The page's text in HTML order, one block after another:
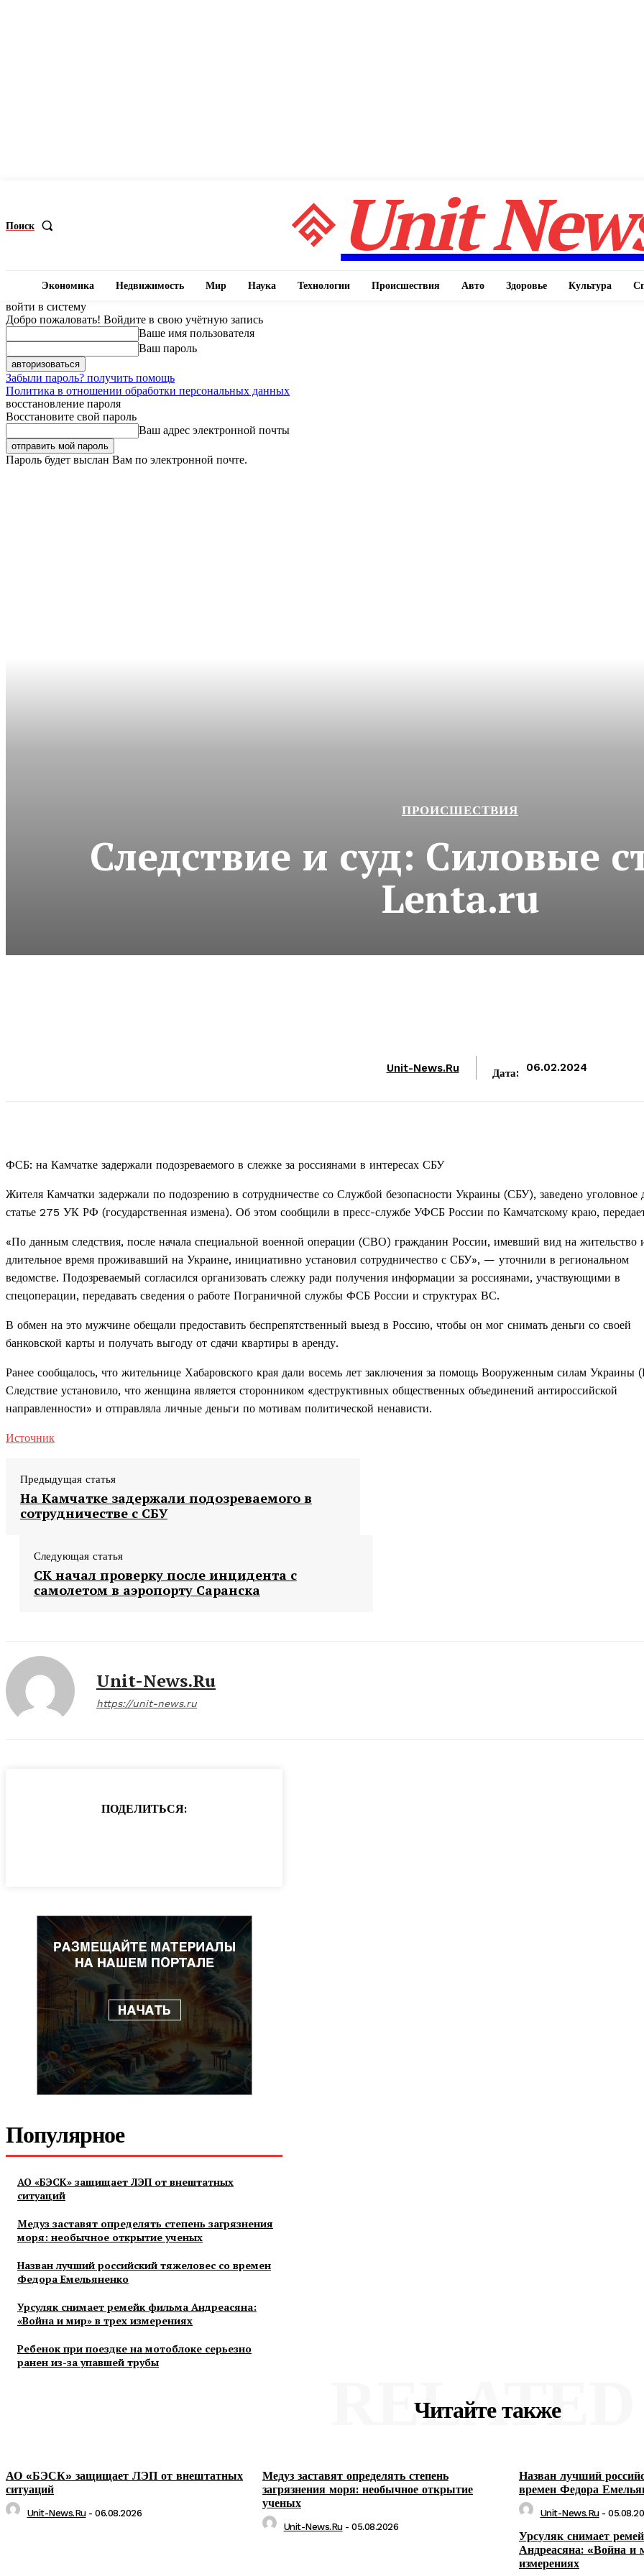
Поиск Unit
Экономика Недвижимость Мир Наука Технологии Происшествия Авто Здоровье Культура
войти в систему
Добро пожаловать! Войдите в свою учётную запись
Ваше имя пользователя
Ваш пароль
Забыли пароль? получить помощь
Политика в отношении обработки персональных данных
восстановление пароля
Восстановите свой пароль
Ваш адрес электронной почты
Пароль будет выслан Вам по электронной почте.
ПРОИСШЕСТВИЯ
Следствие и суд: Силовые
Lenta.ru
Unit-News.ru Дата: 06.02.2024
ФСБ: на Камчатке задержали подозреваемого в слежке за россиянами в интересах СБУ
Жителя Камчатки задержали по подозрению в сотрудничестве со Службой безопасности Украины (СБУ), заведено уголовное
статье 275 УК РФ (государственная измена). Об этом сообщили в пресс-службе УФСБ России по Камчатскому краю,
«По данным следствия, после начала специальной военной операции (СВО) гражданин России, имевший вид на жительство
длительное время проживавший на Украине, инициативно установил сотрудничество с СБУ», — уточнили в региональном
ведомстве. Подозреваемый согласился организовать слежку ради получения информации за россиянами, участвующими в
спецоперации, передавать сведения о работе Пограничной службы ФСБ России и структурах ВС.
В обмен на это мужчине обещали предоставить беспрепятственный выезд в Россию, чтобы он мог снимать деньги со своей
банковской карты и получать выгоду от сдачи квартиры в аренду.
Ранее сообщалось, что жительнице Хабаровского края дали восемь лет заключения за помощь Вооруженным силам Украины
Следствие установило, что женщина является сторонником «деструктивных общественных объединений антироссийской
направленности» и отправляла личные деньги по мотивам политической ненависти.
Источник
Предыдущая статья
На Камчатке задержали подозреваемого в
сотрудничестве с СБУ
Следующая статья
СК начал проверку после инцидента с
самолетом в аэропорту Саранска
Unit-News.ru
https://unit-news.ru
ПОДЕЛИТЬСЯ:
Популярное
АО «БЭСК» защищает ЛЭП от внештатных
ситуаций
Медуз заставят определять степень загрязнения
моря: необычное открытие ученых
Назван лучший российский тяжеловес со времен
Федора Емельяненко
Урсуляк снимает ремейк фильма Андреасяна:
«Война и мир» в трех измерениях
Ребенок при поездке на мотоблоке серьезно
ранен из-за упавшей трубы
Читайте также
RELATED
АО «БЭСК» защищает ЛЭП от внештатных
ситуаций
Unit-News.ru - 06.08.2026
Медуз заставят определять степень
загрязнения моря: необычное открытие
ученых
Unit-News.ru - 05.08.2026
Назван лучший
времен Федора
Unit-News.ru -
Урсуляк снимает
Андреасяна: «Война и
измерениях